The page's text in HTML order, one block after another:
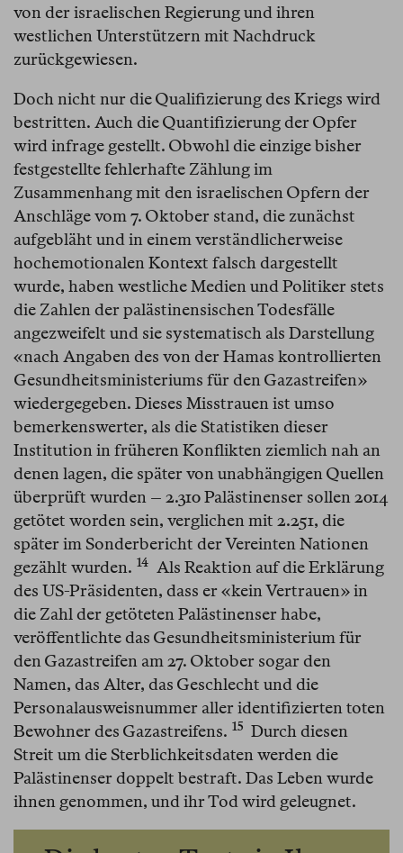
von der israelischen Regierung und ihren
westlichen Unterstützern mit Nachdruck
zurückgewiesen.
Doch nicht nur die Qualifizierung des Kriegs wird
bestritten. Auch die Quantifizierung der Opfer
wird infrage gestellt. Obwohl die einzige bisher
festgestellte fehlerhafte Zählung im
Zusammenhang mit den israelischen Opfern der
Anschläge vom 7. Oktober stand, die zunächst
aufgebläht und in einem verständlicherweise
hochemotionalen Kontext falsch dargestellt
wurde, haben westliche Medien und Politiker stets
die Zahlen der palästinensischen Todesfälle
angezweifelt und sie systematisch als Darstellung
«nach Angaben des von der Hamas kontrollierten
Gesundheitsministeriums für den Gazastreifen»
wiedergegeben. Dieses Misstrauen ist umso
bemerkenswerter, als die Statistiken dieser
Institution in früheren Konflikten ziemlich nah an
denen lagen, die später von unabhängigen Quellen
überprüft wurden – 2.310 Palästinenser sollen 2014
getötet worden sein, verglichen mit 2.251, die
später im Sonderbericht der Vereinten Nationen
gezählt wurden.⁠ 14 Als Reaktion auf die Erklärung
des US-Präsidenten, dass er «kein Vertrauen» in
die Zahl der getöteten Palästinenser habe,
veröffentlichte das Gesundheitsministerium für
den Gazastreifen am 27. Oktober sogar den
Namen, das Alter, das Geschlecht und die
Personalausweisnummer aller identifizierten toten
Bewohner des Gazastreifens.⁠ 15 Durch diesen
Streit um die Sterblichkeitsdaten werden die
Palästinenser doppelt bestraft. Das Leben wurde
ihnen genommen, und ihr Tod wird geleugnet.